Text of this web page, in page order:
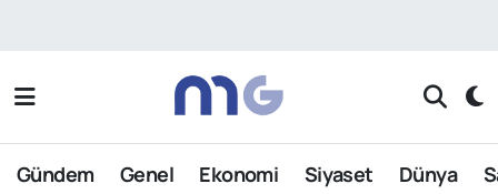
Gündem Genel Ekonomi Siyaset Dünya
Nöbetçi Eczaneler
Hava Durumu